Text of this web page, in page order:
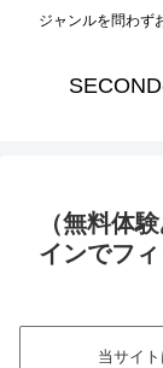
ジャンルを問わず
（無料体
インでフ
当サイ